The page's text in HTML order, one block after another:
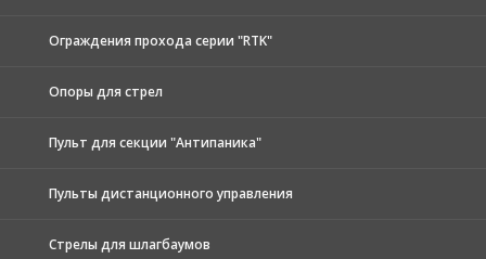
Ограждения прохода серии "RTK"
Опоры для стрел
Пульт для секции "Антипаника"
Пульты дистанционного управления
Стрелы для шлагбаумов